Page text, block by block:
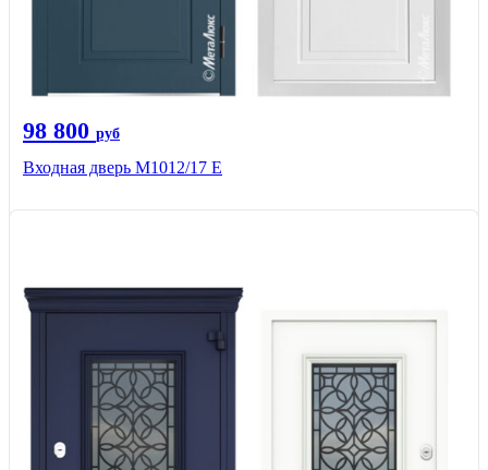
98 800 руб
Входная дверь М1012/17 E